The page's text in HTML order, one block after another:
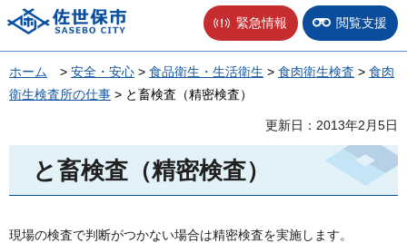
佐世保市 緊急情報 閲覧支援
ホーム > 安全・安心 > 食品衛生・生活衛生 > 食肉衛生検査 > 食肉
衛生検査所の仕事 > と畜検査（精密検査）
更新日：2013年2月5日
と畜検査（精密検査）
現場の検査で判断がつかない場合は精密検査を実施します。